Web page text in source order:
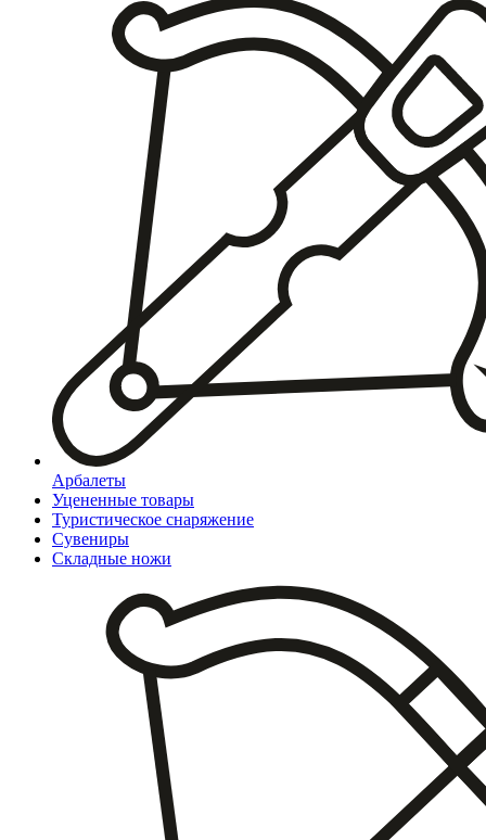
Арбалеты
Уцененные товары
Туристическое снаряжение
Сувениры
Складные ножи